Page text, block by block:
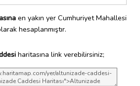
en yakın yer Cumhuriyet Mahallesi
hesaplanmıştır.
haritasına link verebilirsiniz;